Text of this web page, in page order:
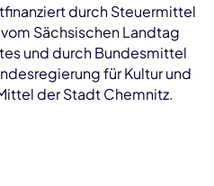
durch Steuermittel
Sächsischen Landtag
und durch Bundesmittel
für Kultur und
der Stadt Chemnitz.